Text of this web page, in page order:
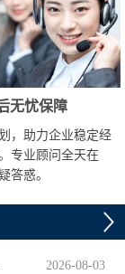
无忧保障
，助力企业稳定经
专业顾问全天在
答惑。
2026-08-03